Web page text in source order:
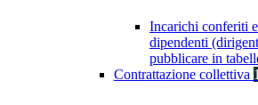
Incarichi conferiti
dipendenti
pubblicare in
Contrattazione collettiva 1